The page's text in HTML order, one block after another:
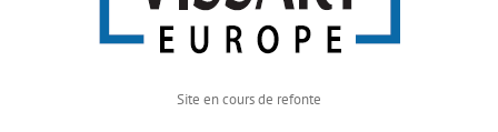
Site en cours de refonte